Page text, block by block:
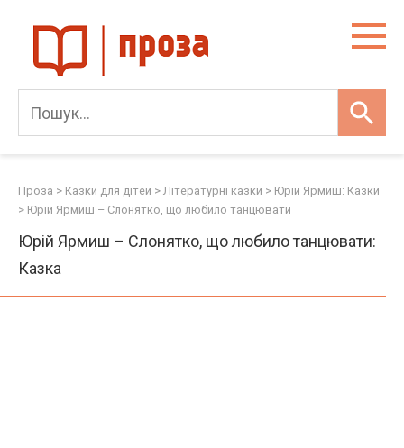
content
Проза > Казки для дітей > Літературні казки > Юрій Ярмиш: Казки
> Юрій Ярмиш – Слонятко, що любило танцювати
Юрій Ярмиш – Слонятко, що любило танцювати:
Казка